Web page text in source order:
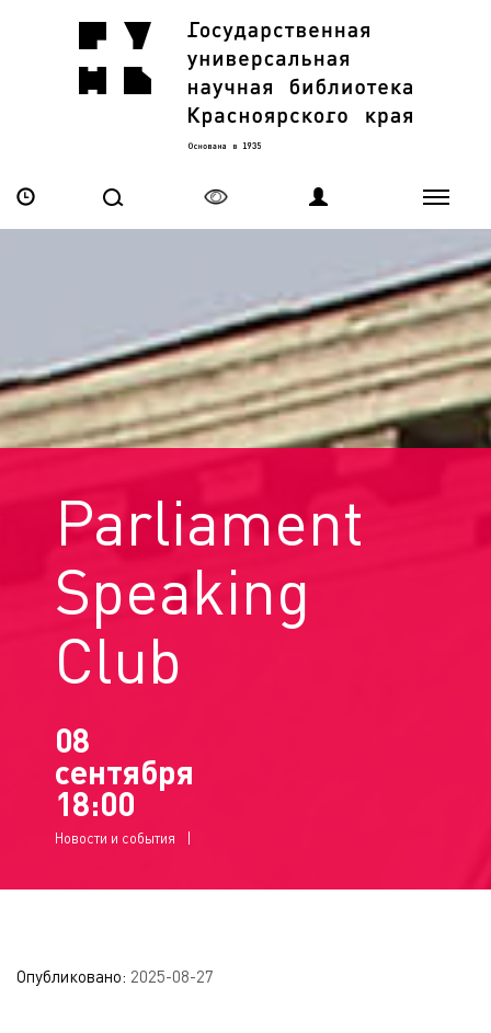
Parliament
Speaking
Club
08
сентября
18:00
Новости и события
Опубликовано: 2025-08-27